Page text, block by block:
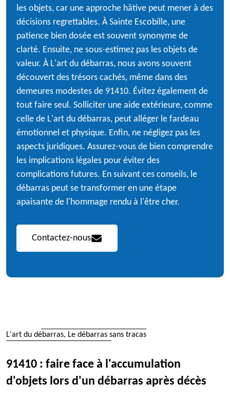
les objets, car une approche hâtive peut mener à des
décisions regrettables. À Sainte Escobille, une
patience bien dosée est souvent synonyme de
clarté. Ensuite, ne sous-estimez pas les objets de
valeur. À L'art du débarras, nous avons souvent
découvert des trésors cachés, même dans des
demeures modestes de 91410. Évitez également de
tout faire seul. Solliciter une aide extérieure, comme
celle de L'art du débarras, peut alléger le fardeau
émotionnel et physique. Enfin, ne négligez pas les
aspects juridiques. Assurez-vous de bien comprendre
les implications légales pour éviter des
complications futures. En suivant ces conseils, le
débarras peut se transformer en une étape
apaisante de l'hommage rendu à l'être cher.
Contactez-nous
L'art du débarras, Le débarras sans tracas
91410 : faire face à l'accumulation
d'objets lors d'un débarras après décès